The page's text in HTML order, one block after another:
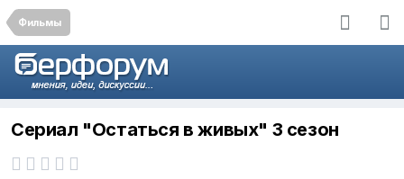
Фильмы
Сериал "Остаться в живых" 3 сезон